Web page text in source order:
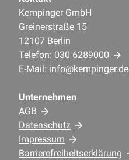
Kempinger GmbH
Greinerstraße 15
12107 Berlin
Telefon: 030 6289000
E-Mail: info@kempinger.de
Unternehmen
AGB
Datenschutz
Impressum
Barrierefreiheitserklärung